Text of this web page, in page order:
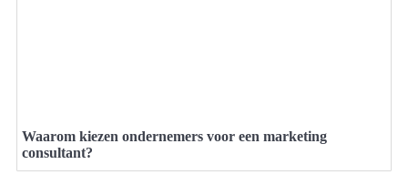
Waarom kiezen ondernemers voor een marketing
consultant?